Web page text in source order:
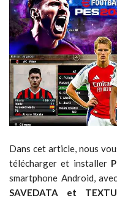
Dans cet article, nous
télécharger et installer
smartphone Android,
SAVEDATA et